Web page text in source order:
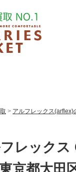
> アルフレックス(arflex)
レック
京都大田